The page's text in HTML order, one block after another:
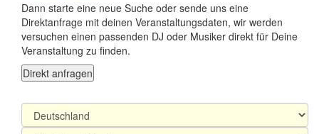
Dann starte eine neue Suche oder sende uns eine
Direktanfrage mit deinen Veranstaltungsdaten, wir werden
versuchen einen passenden DJ oder Musiker direkt für Deine
Veranstaltung zu finden.
Direkt anfragen